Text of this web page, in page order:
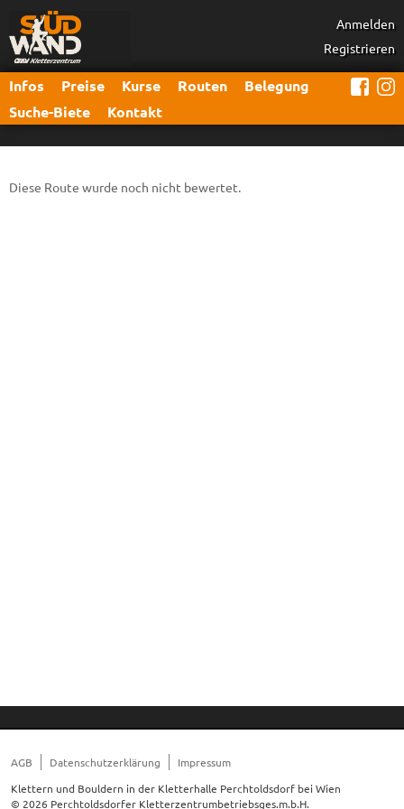
Anmelden
Registrieren
Infos Preise Kurse Routen
Belegung
Suche-Biete
Kontakt
Diese Route wurde noch nicht bewertet.
AGB Datenschutzerklärung
Impressum
Klettern und Bouldern in der Kletterhalle Perchtoldsdorf bei Wien
© 2026 Perchtoldsdorfer Kletterzentrumbetriebsges.m.b.H.